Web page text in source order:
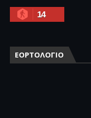
14
ΕΟΡΤΟΛΟΓΙΟ